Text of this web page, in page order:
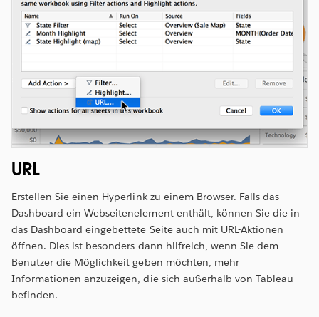
URL
Erstellen Sie einen Hyperlink zu einem Browser. Falls das
Dashboard ein Webseitenelement enthält, können Sie die in
das Dashboard eingebettete Seite auch mit URL-Aktionen
öffnen. Dies ist besonders dann hilfreich, wenn Sie dem
Benutzer die Möglichkeit geben möchten, mehr
Informationen anzuzeigen, die sich außerhalb von Tableau
befinden.